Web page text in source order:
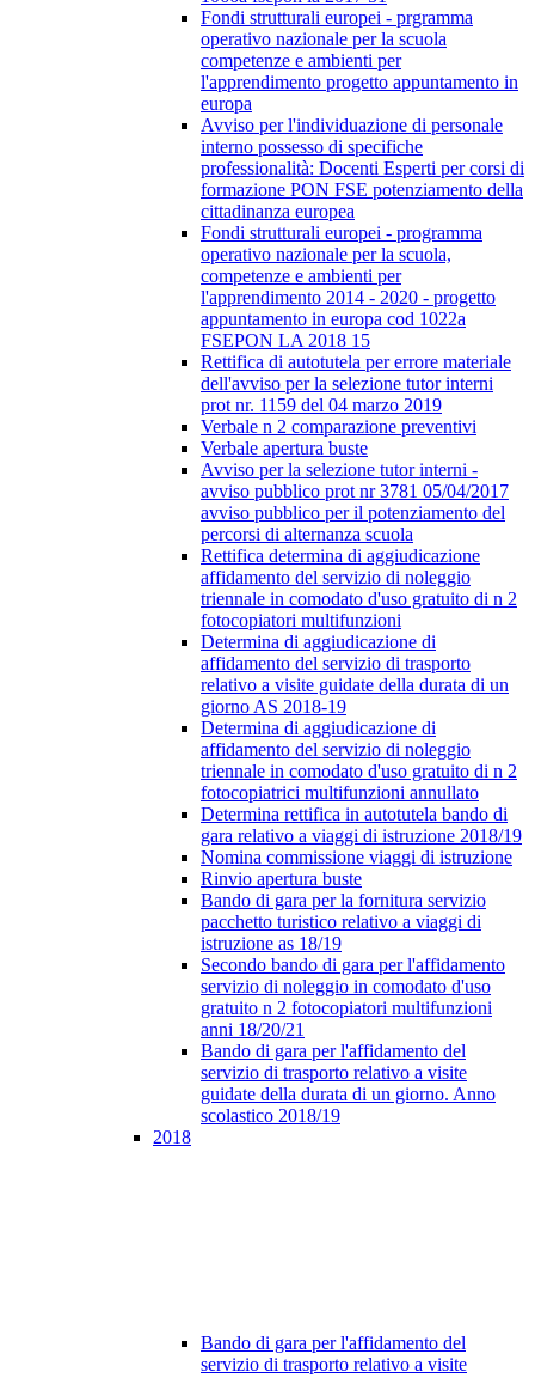
Fondi strutturali europei - prgramma
operativo nazionale per la scuola
competenze e ambienti per
l'apprendimento progetto appuntamento in
europa
Avviso per l'individuazione di personale
interno possesso di specifiche
professionalità: Docenti Esperti per corsi di
formazione PON FSE potenziamento della
cittadinanza europea
Fondi strutturali europei - programma
operativo nazionale per la scuola,
competenze e ambienti per
l'apprendimento 2014 - 2020 - progetto
appuntamento in europa cod 1022a
FSEPON LA 2018 15
Rettifica di autotutela per errore materiale
dell'avviso per la selezione tutor interni
prot nr. 1159 del 04 marzo 2019
Verbale n 2 comparazione preventivi
Verbale apertura buste
Avviso per la selezione tutor interni -
avviso pubblico prot nr 3781 05/04/2017
avviso pubblico per il potenziamento del
percorsi di alternanza scuola
Rettifica determina di aggiudicazione
affidamento del servizio di noleggio
triennale in comodato d'uso gratuito di n 2
fotocopiatori multifunzioni
Determina di aggiudicazione di
affidamento del servizio di trasporto
relativo a visite guidate della durata di un
giorno AS 2018-19
Determina di aggiudicazione di
affidamento del servizio di noleggio
triennale in comodato d'uso gratuito di n 2
fotocopiatrici multifunzioni annullato
Determina rettifica in autotutela bando di
gara relativo a viaggi di istruzione 2018/19
Nomina commissione viaggi di istruzione
Rinvio apertura buste
Bando di gara per la fornitura servizio
pacchetto turistico relativo a viaggi di
istruzione as 18/19
Secondo bando di gara per l'affidamento
servizio di noleggio in comodato d'uso
gratuito n 2 fotocopiatori multifunzioni
anni 18/20/21
Bando di gara per l'affidamento del
servizio di trasporto relativo a visite
guidate della durata di un giorno. Anno
scolastico 2018/19
2018
Bando di gara per l'affidamento del
servizio di trasporto relativo a visite